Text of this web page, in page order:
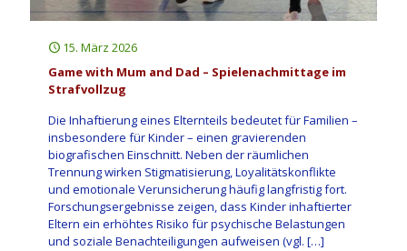
15. März 2026
Game with Mum and Dad – Spielenachmittage im
Strafvollzug
Die Inhaftierung eines Elternteils bedeutet für Familien –
insbesondere für Kinder – einen gravierenden
biografischen Einschnitt. Neben der räumlichen
Trennung wirken Stigmatisierung, Loyalitätskonflikte
und emotionale Verunsicherung häufig langfristig fort.
Forschungsergebnisse zeigen, dass Kinder inhaftierter
Eltern ein erhöhtes Risiko für psychische Belastungen
und soziale Benachteiligungen aufweisen (vgl. […]